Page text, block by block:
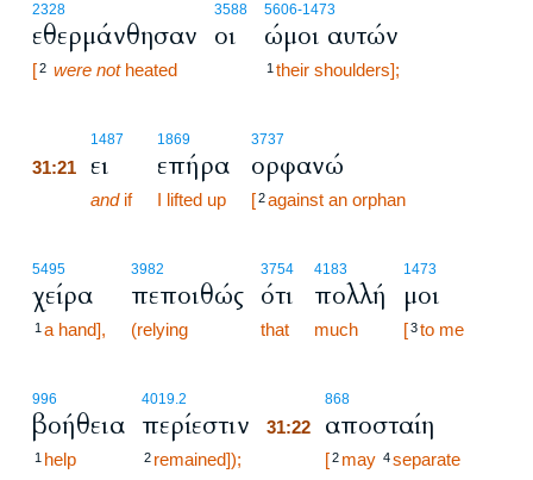
2328
εθερμάνθησαν
[2 were notheated
3588
οι
5606-1473
ώμοι αυτών
1 their shoulders];
1487
31:21 ει
andif
1869
επήρα
I lifted up
3737
ορφανώ
[2against an orphan
5495
χείρα
1 a hand],
3982
πεποιθώς
(relying
3754
ότι
that
4183
πολλή
much
1473
μοι
[3to me
996
βοήθεια
1 help
4019.2
περίεστιν
2 remained]);
868
31:22 αποσταίη
[2 may 4separate